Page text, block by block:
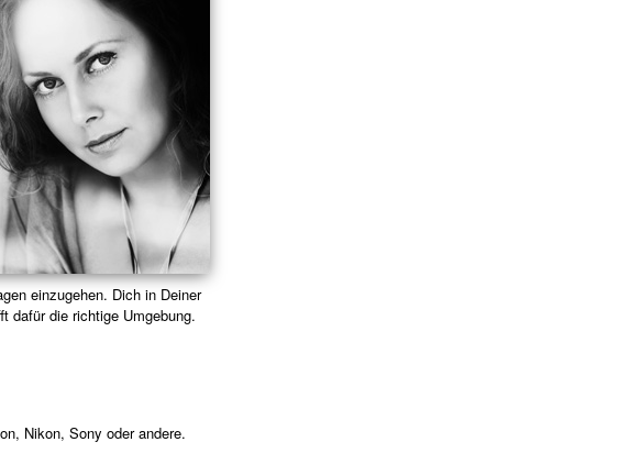
einzugehen. Dich in Deiner
dafür die richtige Umgebung.
Nikon, Sony oder andere.